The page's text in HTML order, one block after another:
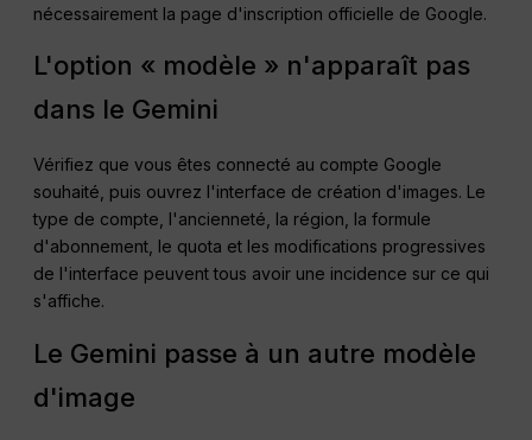
nécessairement la page d'inscription officielle de Google.
L'option « modèle » n'apparaît pas
dans le Gemini
Vérifiez que vous êtes connecté au compte Google
souhaité, puis ouvrez l'interface de création d'images. Le
type de compte, l'ancienneté, la région, la formule
d'abonnement, le quota et les modifications progressives
de l'interface peuvent tous avoir une incidence sur ce qui
s'affiche.
Le Gemini passe à un autre modèle
d'image